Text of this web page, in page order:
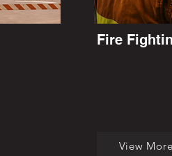
Fire
View More